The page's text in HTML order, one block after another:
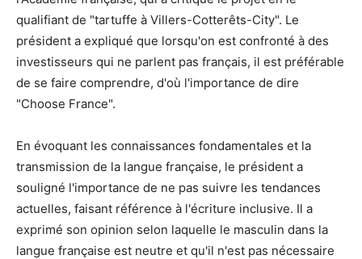
qualifiant de "tartuffe à Villers-Cotterêts-City". Le
président a expliqué que lorsqu'on est confronté à des
investisseurs qui ne parlent pas français, il est préférable
de se faire comprendre, d'où l'importance de dire
"Choose France".
En évoquant les connaissances fondamentales et la
transmission de la langue française, le président a
souligné l'importance de ne pas suivre les tendances
actuelles, faisant référence à l'écriture inclusive. Il a
exprimé son opinion selon laquelle le masculin dans la
langue française est neutre et qu'il n'est pas nécessaire